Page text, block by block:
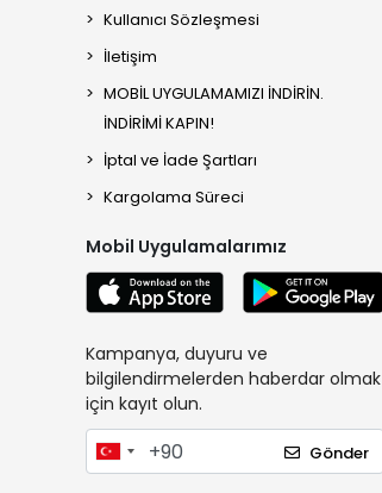
Kullanıcı Sözleşmesi
İletişim
MOBİL UYGULAMAMIZI İNDİRİN.
İNDİRİMİ KAPIN!
İptal ve İade Şartları
Kargolama Süreci
Mobil Uygulamalarımız
Kampanya, duyuru ve
bilgilendirmelerden haberdar olmak
için kayıt olun.
Gönder